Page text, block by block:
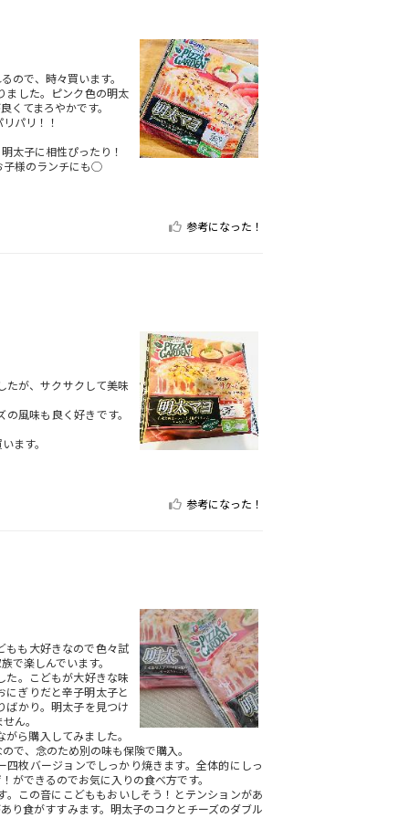
ので、時々買います。
ました。ピンク色の明太
くてまろやかです。
パリ！！
太子に相性ぴったり！
子様のランチにも◯
参考になった！
たが、サクサクして美味
風味も良く好きです。
ます。
参考になった！
もも大好きなので色々試
で楽しんでいます。
た。こどもが大好きな味
にぎりだと辛子明太子と
ばかり。明太子を見つけ
ん。
ら購入してみました。
で、念のため別の味も保険で購入。
枚バージョンでしっかり焼きます。全体的にしっ
ができるのでお気に入りの食べ方です。
この音にこどももおいしそう！とテンションがあ
り食がすすみます。明太子のコクとチーズのダブル